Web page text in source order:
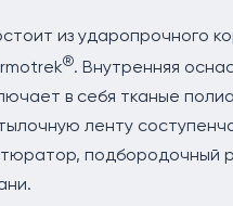
из ударопрочного
®. Внутренняя
в себя тканые
ленту
подбородочный